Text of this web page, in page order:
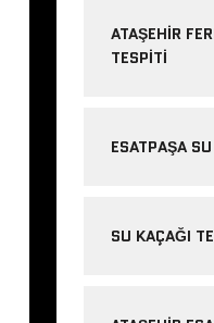
ATAŞEHIR
TESPITI
ESATPAŞA
SU KAÇAĞI